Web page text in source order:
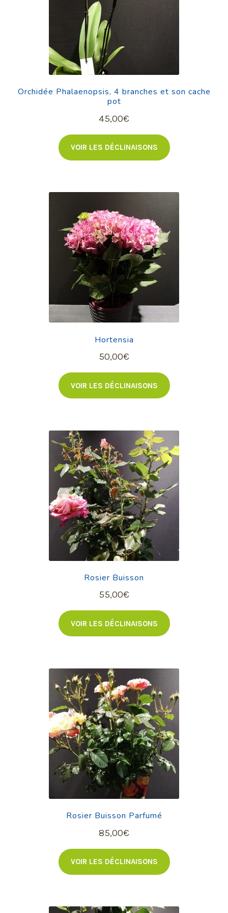
Orchidée Phalaenopsis, 4 branches et son cache
pot
45,00€
VOIR LES DÉCLINAISONS
Hortensia
50,00€
VOIR LES DÉCLINAISONS
Rosier Buisson
55,00€
VOIR LES DÉCLINAISONS
Rosier Buisson Parfumé
85,00€
VOIR LES DÉCLINAISONS